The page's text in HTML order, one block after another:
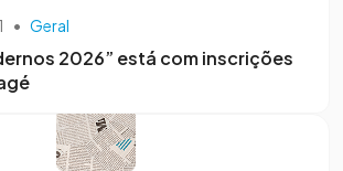
• Geral
2026” está com inscrições